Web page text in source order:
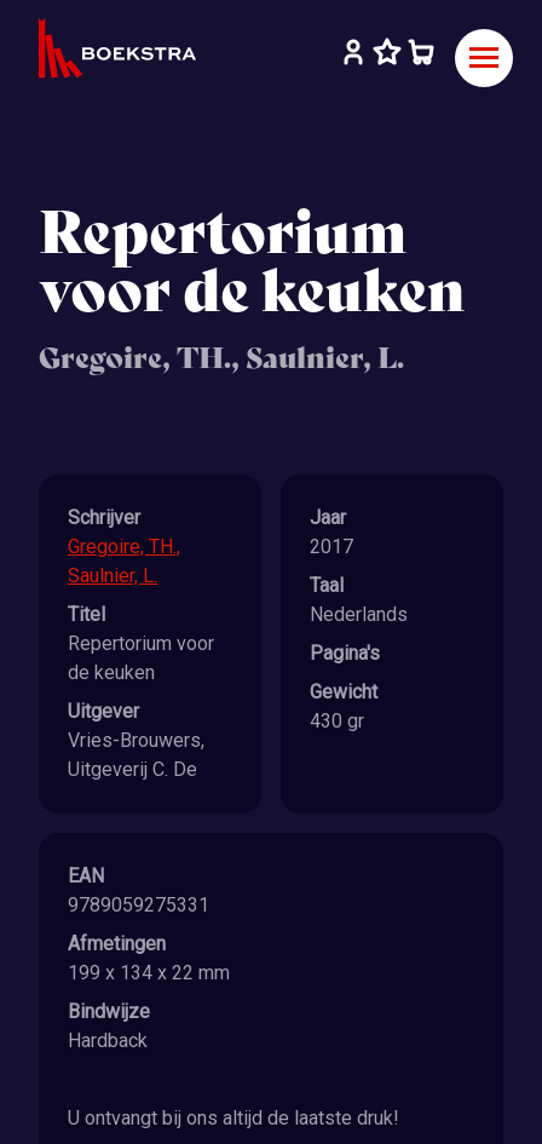
Repertorium
voor de keuken
Gregoire, TH., Saulnier, L.
Schrijver
Gregoire, TH.,
Saulnier, L.
Titel
Repertorium voor
de keuken
Uitgever
Vries-Brouwers,
Uitgeverij C. De
Jaar
2017
Taal
Nederlands
Pagina's
Gewicht
430 gr
EAN
9789059275331
Afmetingen
199 x 134 x 22 mm
Bindwijze
Hardback
U ontvangt bij ons altijd de laatste druk!